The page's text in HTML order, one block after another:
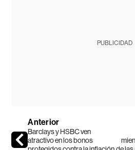
PUBLICIDAD
Anterior
Barclays y HSBC ven
atractivo en los bonos